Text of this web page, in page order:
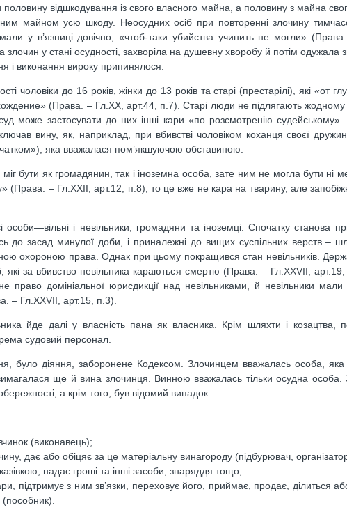
відшкодування із свого власного майна, а половину з майна
майном усю шкоду. Неосудних осіб при повторенні злочину
у в’язниці довічно, «чтоб-таки убийства учинить не могли»
у стані осудності, захворіла на душевну хворобу й потім
і виконання вироку припинялося.
чоловіки до 16 років, жінки до 13 років та старі (престарілі), які «от
(Права. – Гл.ХХ, арт.44, п.7). Старі люди не підлягають жодному
може застосувати до них інші кари «по розсмотренію
вину, як, наприклад, при вбивстві чоловіком коханця своєї
яка вважалася пом’якшуючою обставиною.
бути як громадянин, так і іноземна особа, зате ним не могла бути ні
(Права. – Гл.ХХІІ, арт.12, п.8), то це вже не кара на тварину, але
і невільники, громадяни та іноземці. Спочатку станова
засад минулої доби, і приналежні до вищих суспільних верств –
охороною права. Однак при цьому покращився стан невільників.
які за вбивство невільника караються смертю (Права. – Гл.ХХVІІ,
право домініальної юрисдикції над невільниками, й невільники
– Гл.ХХVII, арт.15, п.3).
йде далі у власність пана як власника. Крім шляхти і
судовий персонал.
було діяння, заборонене Кодексом. Злочинцем вважалась особа, яка
ще й вина злочинця. Винною вважалась тільки осудна особа.
а крім того, був відомий випадок.
(виконавець);
дає або обіцяє за це матеріальну винагороду (підбурювач,
надає гроші та інші засоби, знаряддя тощо;
підтримує з ним зв’язки, переховує його, приймає, продає, ділиться